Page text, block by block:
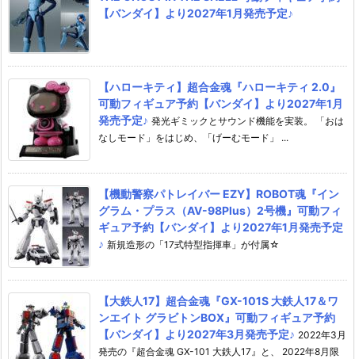
【バンダイ】より2027年1月発売予定♪
【ハローキティ】超合金魂『ハローキティ 2.0』
可動フィギュア予約【バンダイ】より2027年1月
発売予定♪ 発光ギミックとサウンド機能を実装。 「おは
なしモード」をはじめ、「げーむモード」 ...
【機動警察パトレイバー EZY】ROBOT魂『イン
グラム・プラス（AV-98Plus）2号機』可動フィ
ギュア予約【バンダイ】より2027年1月発売予定
♪ 新規造形の「17式特型指揮車」が付属☆
【大鉄人17】超合金魂『GX-101S 大鉄人17＆ワ
ンエイト グラビトンBOX』可動フィギュア予約
【バンダイ】より2027年3月発売予定♪ 2022年3月
発売の『超合金魂 GX-101 大鉄人17』と、 2022年8月限